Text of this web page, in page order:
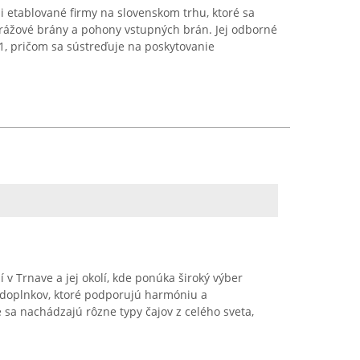
firmy na slovenskom trhu, ktoré sa
brány a pohony vstupných brán. Jej odborné
pričom sa sústreďuje na poskytovanie
v Trnave a jej okolí, kde ponúka široký výber
ktoré podporujú harmóniu a
nachádzajú rôzne typy čajov z celého sveta,